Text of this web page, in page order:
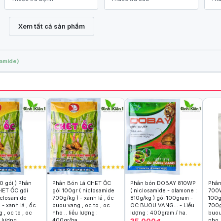
Xem tất cả sản phẩm
gói ) Phân
ỐC gói
xanh lá , ốc
, oc to , oc
Phân Bón Lá CHET ỐC
gói 100gr ( niclosamide
700g/kg ) - xanh lá , ốc
buou vang , oc to , oc
nho .. liều lượng :
Phân bón DOBAY 810WP
( niclosamide - olamone :
810g/kg ) gói 100gram -
OC BUOU VANG... - Liều
lượng : 400gram / ha.